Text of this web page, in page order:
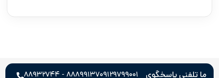
ما تلفنی پاسخگوی ۰۹۱۲۹۷۹۹۰۰۱۸۸۸۹۹۱۳۷ - ۸۸۹۳۲۷۴۴